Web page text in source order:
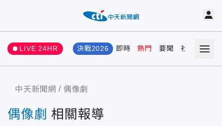
LIVE 24HR 決戰2026 即時 熱門 要聞 社會 娛樂
中天新聞網 偶像劇
偶像劇 相關報導